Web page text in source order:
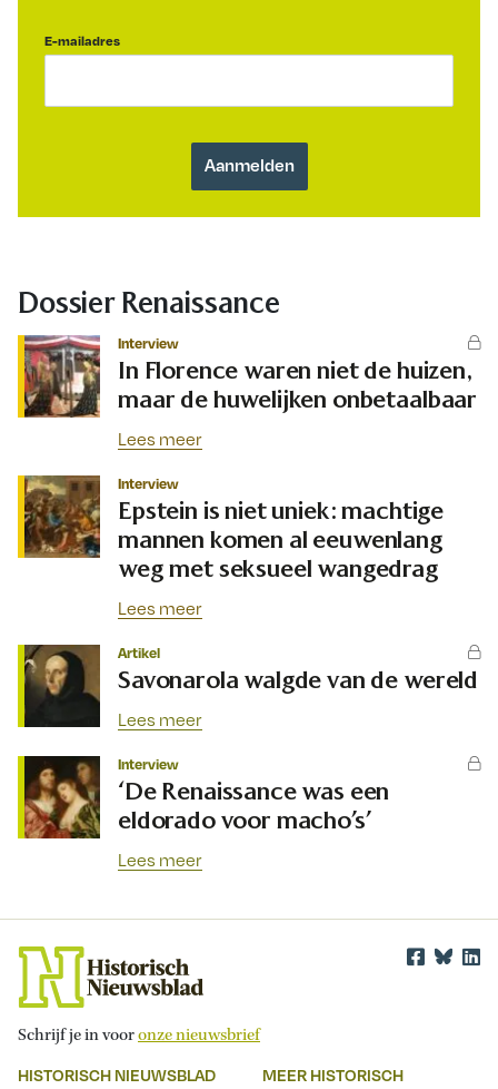
E-mailadres
Dossier Renaissance
Interview
In Florence waren niet de huizen,
maar de huwelijken onbetaalbaar
Lees meer
Interview
Epstein is niet uniek: machtige
mannen komen al eeuwenlang
weg met seksueel wangedrag
Lees meer
Artikel
Savonarola walgde van de wereld
Lees meer
Interview
‘De Renaissance was een
eldorado voor macho’s’
Lees meer
Schrijf je in vooronze nieuwsbrief
HISTORISCH NIEUWSBLAD
MEER HISTORISCH